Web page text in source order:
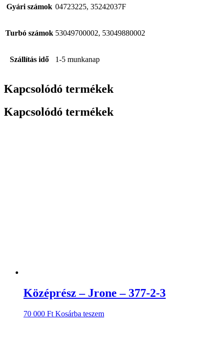
Gyári számok 04723225, 35242037F
Turbó számok 53049700002, 53049880002
Szállítás idő 1-5 munkanap
Kapcsolódó termékek
Kapcsolódó termékek
Középrész – Jrone – 377-2-3
70 000 Ft Kosárba teszem